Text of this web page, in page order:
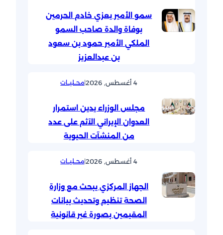
سمو الأمير يعزي خادم الحرمين
بوفاة والدة صاحب السمو
الملكي الأمير حمود بن سعود
بن عبدالعزيز
4 أغسطس, 2026 |محــليــات
مجلس الوزراء يدين استمرار
العدوان الإيراني الآثم على عدد
من المنشآت الحيوية
4 أغسطس, 2026 |محــليــات
الجهاز المركزي يبحث مع وزارة
الصحة تنظيم وتحديث بيانات
المقيمين بصورة غير قانونية